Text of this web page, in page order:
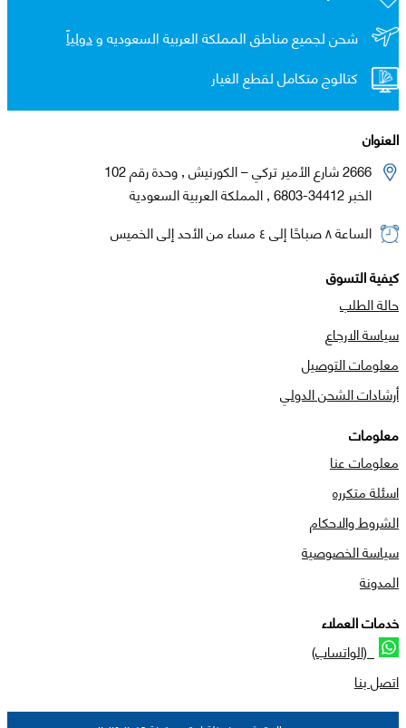
شحن لجميع مناطق المملكة العربية السعوديه ودولياً
كتالوج متكامل لقطع الغيار
العنوان
2666 شارع الأمير تركي – الكورنيش , وحدة رقم 102
الخبر 34412-6803 , المملكة العربية السعودية
الساعة ٨ صباحًا إلى ٤ مساء من الأحد إلى الخميس
كيفية التسوق
حالة الطلب
سياسة الارجاع
معلومات التوصيل
أرشادات الشحن الدولي
معلومات
معلومات عنا
اسئلة متكرره
الشروط والاحكام
سياسة الخصوصية
المدونة
خدمات العملاء
(الواتساب)
اتصل بنا